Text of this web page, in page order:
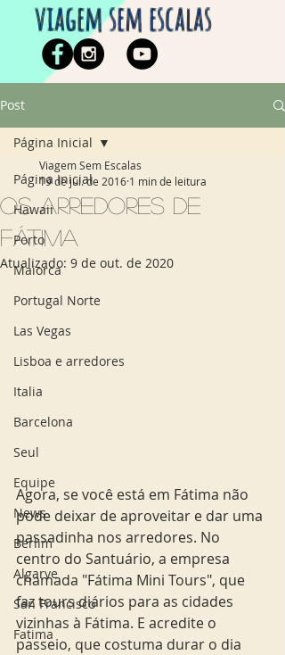
viagem sem escalas
Post
Página Inicial
Hawaii
Porto
Maiorca
Portugal Norte
Las Vegas
Lisboa e arredores
Italia
Barcelona
Seul
Equipe
News
Berlim
Algarve
San Francisco
Fatima
Página Inicial
Os arredores de
Fátima
Viagem Sem Escalas
19 de jul. de 2016 1 min de leitura
Atualizado: 9 de out. de 2020
Agora, se você está em Fátima não
pode deixar de aproveitar e dar uma
passadinha nos arredores. No
centro do Santuário, a empresa
chamada "Fátima Mini Tours", que
faz tours diários para as cidades
vizinhas à Fátima. E acredite o
passeio, que costuma durar o dia